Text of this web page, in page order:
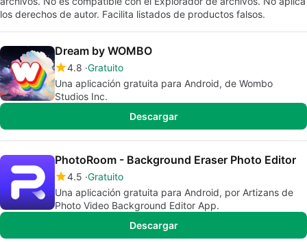
los derechos de autor. Facilita listados de productos falsos.
Dream by WOMBO
4.8 Gratuito
Una aplicación gratuita para Android, de Wombo
Studios Inc.
Descargar
PhotoRoom - Background Eraser Photo Editor
4.5 Gratuito
Una aplicación gratuita para Android, por Artizans de
Photo Video Background Editor App.
Descargar